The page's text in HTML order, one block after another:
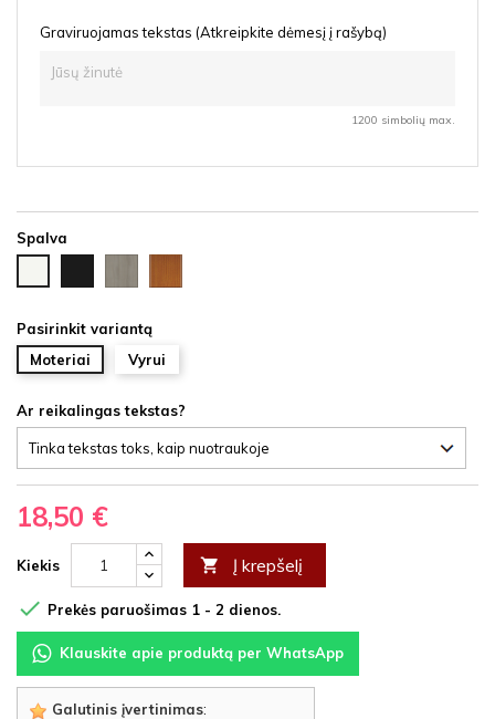
Graviruojamas tekstas (Atkreipkite dėmesį į rašybą)
1200 simbolių max.
Spalva
HDF
HDF
latte
HDF
Pasirinkit variantą
Moteriai
Vyrui
Ar reikalingas tekstas?
18,50 €
Kiekis  Į krepšelį
 Prekės paruošimas 1 - 2 dienos.
Klauskite apie produktą per WhatsApp
Galutinis įvertinimas: